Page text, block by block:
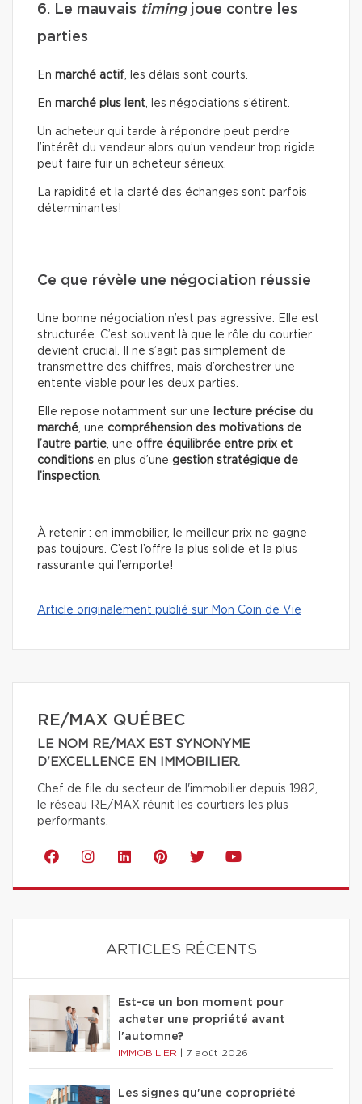
6. Le mauvais timingjoue contre les
parties
En marché actif, les délais sont courts.
En marché plus lent, les négociations s’étirent.
Un acheteur qui tarde à répondre peut perdre
l’intérêt du vendeur alors qu’un vendeur trop rigide
peut faire fuir un acheteur sérieux.
La rapidité et la clarté des échanges sont parfois
déterminantes!
Ce que révèle une négociation réussie
Une bonne négociation n’est pas agressive. Elle est
structurée. C’est souvent là que le rôle du courtier
devient crucial. Il ne s’agit pas simplement de
transmettre des chiffres, mais d’orchestrer une
entente viable pour les deux parties.
Elle repose notamment sur une
lecture précise du
marché, une compréhension des motivations de
l’autre partie, une offre équilibrée entre prix et
conditions en plus d’une gestion stratégique de
l’inspection.
À retenir : en immobilier, le meilleur prix ne gagne
pas toujours. C’est l’offre la plus solide et la plus
rassurante qui l’emporte!
Article originalement publié sur Mon Coin de Vie
RE/MAX QUÉBEC
LE NOM RE/MAX EST SYNONYME
D'EXCELLENCE EN IMMOBILIER.
Chef de file du secteur de l'immobilier depuis 1982,
le réseau RE/MAX réunit les courtiers les plus
performants.
ARTICLES RÉCENTS
Est-ce un bon moment pour
acheter une propriété avant
l'automne?
IMMOBILIER 7 août 2026
Les signes qu'une copropriété